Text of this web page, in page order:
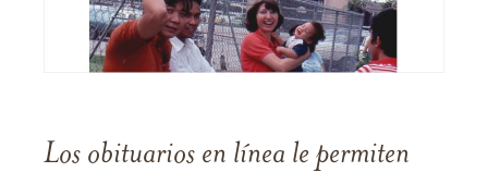
Los obituarios en línea le permiten